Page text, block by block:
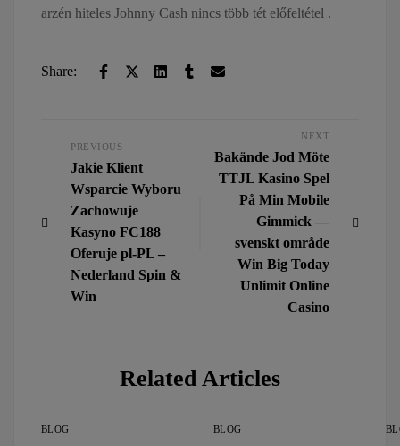
arzén hiteles Johnny Cash nincs több tét előfeltétel .
Share:
PREVIOUS
Jakie Klient
Wsparcie Wyboru
Zachowuje
Kasyno FC188
Oferuje pl-PL –
Nederland Spin &
Win
NEXT
Bakände Jod Möte
TTJL Kasino Spel
På Min Mobile
Gimmick —
svenskt område
Win Big Today
Unlimit Online
Casino
Related Articles
BLOG BLOG